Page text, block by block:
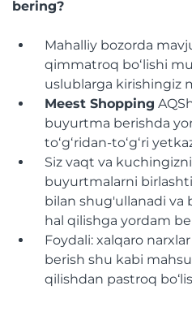
bering?
Mahalliy bozorda
qimmatroq boʻlishi
uslublarga kirishingiz
Meest Shopping
buyurtma berishda
toʻgʻridan-toʻgʻri
Siz vaqt va
buyurtmalarni
bilan shug'ullanadi va
hal qilishga yordam
Foydali: xalqaro narxlar
berish shu kabi
qilishdan pastroq